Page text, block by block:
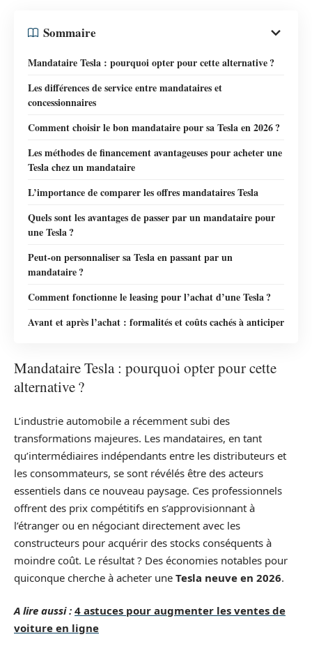
Sommaire
Mandataire Tesla : pourquoi opter pour cette alternative ?
Les différences de service entre mandataires et
concessionnaires
Comment choisir le bon mandataire pour sa Tesla en 2026 ?
Les méthodes de financement avantageuses pour acheter une
Tesla chez un mandataire
L’importance de comparer les offres mandataires Tesla
Quels sont les avantages de passer par un mandataire pour
une Tesla ?
Peut-on personnaliser sa Tesla en passant par un
mandataire ?
Comment fonctionne le leasing pour l’achat d’une Tesla ?
Avant et après l’achat : formalités et coûts cachés à anticiper
Mandataire Tesla : pourquoi opter pour cette
alternative ?
L’industrie automobile a récemment subi des
transformations majeures. Les mandataires, en tant
qu’intermédiaires indépendants entre les distributeurs et
les consommateurs, se sont révélés être des acteurs
essentiels dans ce nouveau paysage. Ces professionnels
offrent des prix compétitifs en s’approvisionnant à
l’étranger ou en négociant directement avec les
constructeurs pour acquérir des stocks conséquents à
moindre coût. Le résultat ? Des économies notables pour
quiconque cherche à acheter une Tesla neuve en 2026.
A lire aussi : 4 astuces pour augmenter les ventes de
voiture en ligne